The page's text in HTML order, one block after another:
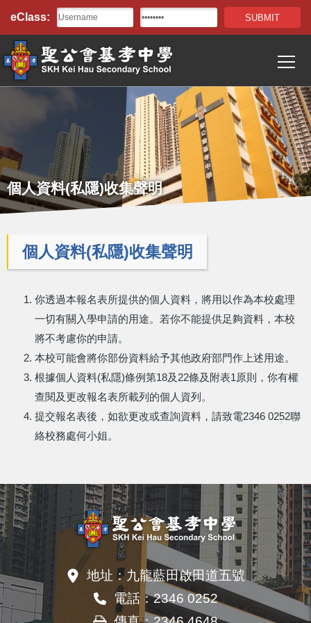
移至主內容
eClass:
navigation
個人資料(私隱)收集聲明
個人資料(私隱)收集聲明
你透過本報名表所提供的個人資料，將用以作為本校處理
一切有關入學申請的用途。若你不能提供足夠資料，本校
將不考慮你的申請。
本校可能會將你部份資料給予其他政府部門作上述用途。
根據個人資料(私隱)條例第18及22條及附表1原則，你有權
查閱及更改報名表所載列的個人資列。
提交報名表後，如欲更改或查詢資料，請致電2346 0252聯
絡校務處何小姐。
地址：九龍藍田啟田道五號
電話：2346 0252